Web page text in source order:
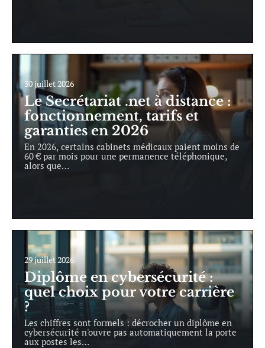
30 juillet 2026
Le Secrétariat .net à distance :
fonctionnement, tarifs et
garanties en 2026
En 2026, certains cabinets médicaux paient moins de
60 € par mois pour une permanence téléphonique,
alors que…
29 juillet 2026
Diplôme en cybersécurité :
quel choix pour votre carrière
?
Les chiffres sont formels : décrocher un diplôme en
cybersécurité n'ouvre pas automatiquement la porte
aux postes les…